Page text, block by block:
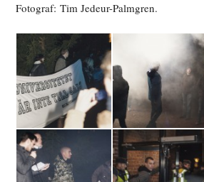
Fotograf: Tim Jedeur-Palmgren.